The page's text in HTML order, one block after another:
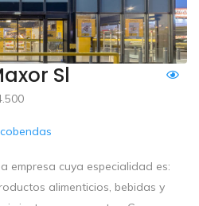
Sl
empresa cuya especialidad es:
alimenticios, bebidas y